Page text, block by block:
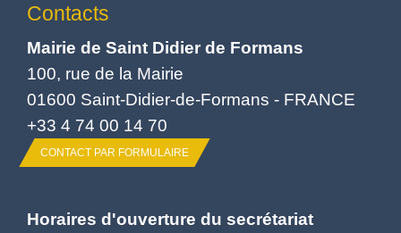
Contacts
Mairie de Saint Didier de Formans
100, rue de la Mairie
01600 Saint-Didier-de-Formans - FRANCE
+33 4 74 00 14 70
CONTACT PAR FORMULAIRE
Horaires d'ouverture du secrétariat